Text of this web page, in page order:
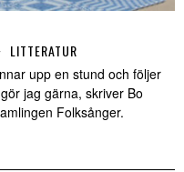
LITTERATUR
upp en stund och följer
jag gärna, skriver Bo
Folksånger.